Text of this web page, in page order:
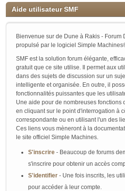
Aide utilisateur SMF
Bienvenue sur de Dune à Rakis - Forum
propulsé par le logiciel Simple
SMF est la solution forum élégante,
gratuit que ce site utilise. Il permet aux
dans des sujets de discussion sur un
intelligente et organisée. En outre, il
fonctionnalités puissantes que les
Une aide pour de nombreuses fonctions
en cliquant sur le point d'interrogation à
correspondante ou en utilisant l'un des
Ces liens vous mèneront à la
le site officiel Simple Machines.
S'inscrire - Beaucoup de forums
s'inscrire pour obtenir un accès
S'identifier - Une fois inscrits, les
pour accéder à leur compte.